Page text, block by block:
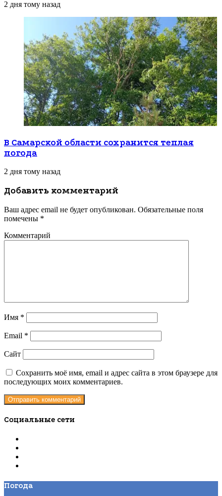
2 дня тому назад
В Самарской области сохранится теплая
погода
2 дня тому назад
Добавить комментарий
Ваш адрес email не будет опубликован. Обязательные поля
помечены *
Комментарий
Имя *
Email *
Сайт
Сохранить моё имя, email и адрес сайта в этом браузере для
последующих моих комментариев.
Социальные сети
Погода